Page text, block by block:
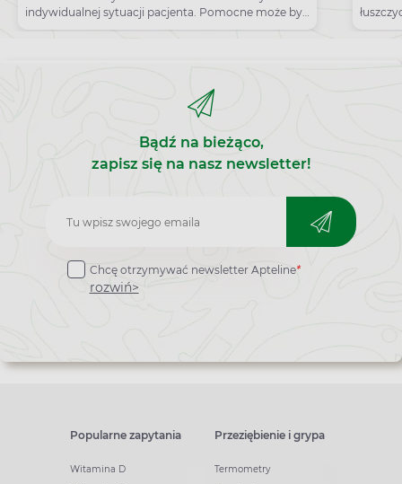
indywidualnej sytuacji pacjenta. Pomocne może być
zakładanie rękawiczek.
Bądź na bieżąco,
zapisz się na nasz newsletter!
Zapisz
do
newslettera
Chcę otrzymywać newsletter Apteline*
rozwiń>
Popularne zapytania
Witamina D
Przeziębienie i grypa
Termometry